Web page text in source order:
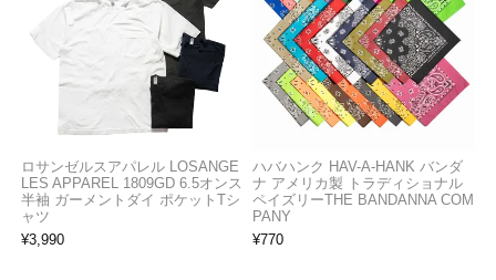
ロサンゼルスアパレル LOSANGE
LES APPAREL 1809GD 6.5オンス
半袖 ガーメントダイ ポケットTシ
ャツ
¥3,990
ハバハンク HAV-A-HANK バンダ
ナ アメリカ製 トラディショナル
ペイズリーTHE BANDANNA COM
PANY
¥770